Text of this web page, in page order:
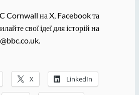
Cornwall на X, Facebook та
свої ідеї для історій на
X LinkedIn